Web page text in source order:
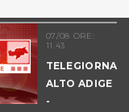
07/08 ORE:
11.43
ALTO ADIGE
-